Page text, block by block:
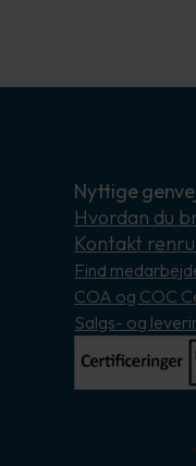
Nyttige
Hvordan du
Kontakt
Find
COA og COC
Salgs- og